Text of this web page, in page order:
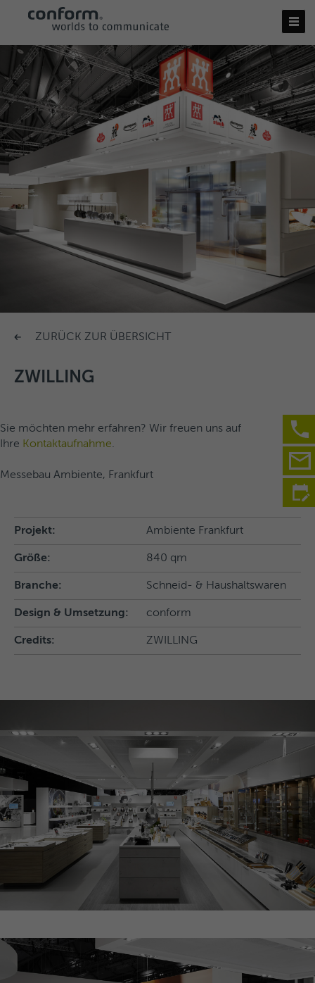
ZURÜCK ZUR ÜBERSICHT
ZWILLING
Sie möchten mehr erfahren? Wir freuen uns auf
Ihre Kontaktaufnahme.
Messebau Ambiente, Frankfurt
Projekt: Ambiente Frankfurt
Größe: 840 qm
Branche: Schneid- & Haushaltswaren
Design & Umsetzung: conform
Credits: ZWILLING